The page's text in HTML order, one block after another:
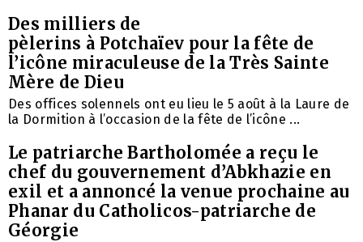
Des milliers de
pèlerins à Potchaïev pour la fête de
l’icône miraculeuse de la Très Sainte
Mère de Dieu
Des offices solennels ont eu lieu le 5 août à la Laure de
la Dormition à l’occasion de la fête de l’icône ...
Le patriarche Bartholomée a reçu le
chef du gouvernement d’Abkhazie en
exil et a annoncé la venue prochaine au
Phanar du Catholicos-patriarche de
Géorgie